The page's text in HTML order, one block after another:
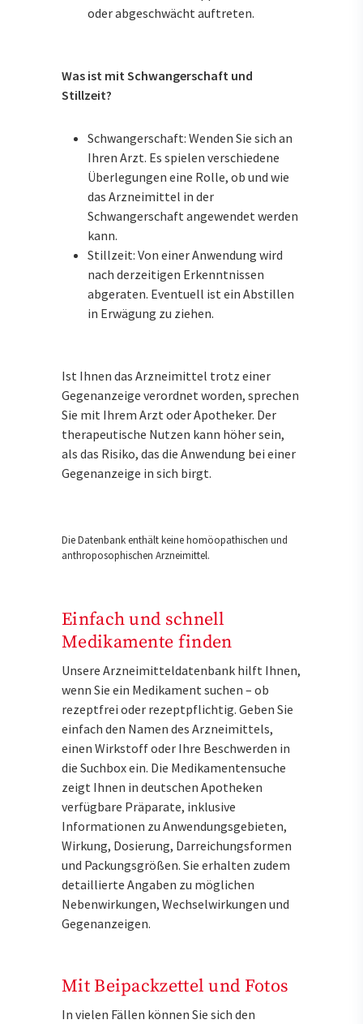
oder abgeschwächt auftreten.
Was ist mit Schwangerschaft und
Stillzeit?
Schwangerschaft: Wenden Sie sich an
Ihren Arzt. Es spielen verschiedene
Überlegungen eine Rolle, ob und wie
das Arzneimittel in der
Schwangerschaft angewendet werden
kann.
Stillzeit: Von einer Anwendung wird
nach derzeitigen Erkenntnissen
abgeraten. Eventuell ist ein Abstillen
in Erwägung zu ziehen.
Ist Ihnen das Arzneimittel trotz einer
Gegenanzeige verordnet worden, sprechen
Sie mit Ihrem Arzt oder Apotheker. Der
therapeutische Nutzen kann höher sein,
als das Risiko, das die Anwendung bei einer
Gegenanzeige in sich birgt.
Die Datenbank enthält keine homöopathischen und
anthroposophischen Arzneimittel.
Einfach und schnell
Medikamente finden
Unsere Arzneimitteldatenbank hilft Ihnen,
wenn Sie ein Medikament suchen – ob
rezeptfrei oder rezeptpflichtig. Geben Sie
einfach den Namen des Arzneimittels,
einen Wirkstoff oder Ihre Beschwerden in
die Suchbox ein. Die Medikamentensuche
zeigt Ihnen in deutschen Apotheken
verfügbare Präparate, inklusive
Informationen zu Anwendungsgebieten,
Wirkung, Dosierung, Darreichungsformen
und Packungsgrößen. Sie erhalten zudem
detaillierte Angaben zu möglichen
Nebenwirkungen, Wechselwirkungen und
Gegenanzeigen.
Mit Beipackzettel und Fotos
In vielen Fällen können Sie sich den